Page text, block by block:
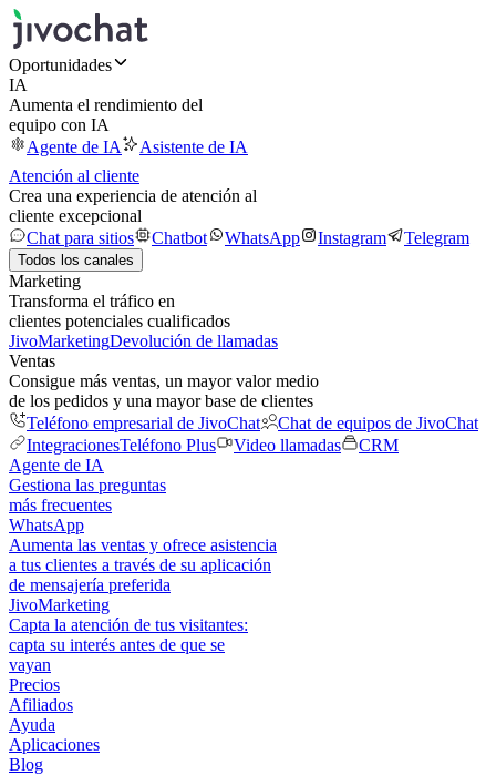
Oportunidades
IA
Aumenta el rendimiento del
equipo con IA
Agente de IA
Asistente de IA
Atención al cliente
Crea una experiencia de atención al
cliente excepcional
Chat para sitios
Chatbot WhatsApp Instagram Telegram
Todos los canales
Marketing
Transforma el tráfico en
clientes potenciales cualificados
JivoMarketingDevolución de llamadas
Ventas
Consigue más ventas, un mayor valor medio
de los pedidos y una mayor base de clientes
Teléfono empresarial de JivoChat
Chat de equipos de JivoChat
IntegracionesTeléfono Plus Video llamadas
CRM
Agente de IA
Gestiona las preguntas
más frecuentes
WhatsApp
Aumenta las ventas y ofrece asistencia
a tus clientes a través de su aplicación
de mensajería preferida
JivoMarketing
Capta la atención de tus visitantes:
capta su interés antes de que se
vayan
Precios
Afiliados
Ayuda
Aplicaciones
Blog